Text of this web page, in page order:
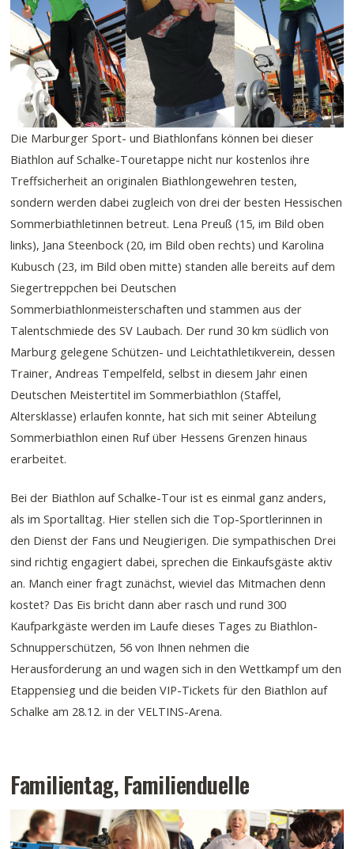
Die Marburger Sport- und Biathlonfans können bei dieser
Biathlon auf Schalke-Touretappe nicht nur kostenlos ihre
Treffsicherheit an originalen Biathlongewehren testen,
sondern werden dabei zugleich von drei der besten Hessischen
Sommerbiathletinnen betreut. Lena Preuß (15, im Bild oben
links), Jana Steenbock (20, im Bild oben rechts) und Karolina
Kubusch (23, im Bild oben mitte) standen alle bereits auf dem
Siegertreppchen bei Deutschen
Sommerbiathlonmeisterschaften und stammen aus der
Talentschmiede des SV Laubach. Der rund 30 km südlich von
Marburg gelegene Schützen- und Leichtathletikverein, dessen
Trainer, Andreas Tempelfeld, selbst in diesem Jahr einen
Deutschen Meistertitel im Sommerbiathlon (Staffel,
Altersklasse) erlaufen konnte, hat sich mit seiner Abteilung
Sommerbiathlon einen Ruf über Hessens Grenzen hinaus
erarbeitet.
Bei der Biathlon auf Schalke-Tour ist es einmal ganz anders,
als im Sportalltag. Hier stellen sich die Top-Sportlerinnen in
den Dienst der Fans und Neugierigen. Die sympathischen Drei
sind richtig engagiert dabei, sprechen die Einkaufsgäste aktiv
an. Manch einer fragt zunächst, wieviel das Mitmachen denn
kostet? Das Eis bricht dann aber rasch und rund 300
Kaufparkgäste werden im Laufe dieses Tages zu Biathlon-
Schnupperschützen, 56 von Ihnen nehmen die
Herausforderung an und wagen sich in den Wettkampf um den
Etappensieg und die beiden VIP-Tickets für den Biathlon auf
Schalke am 28.12. in der VELTINS-Arena.
Familientag, Familienduelle